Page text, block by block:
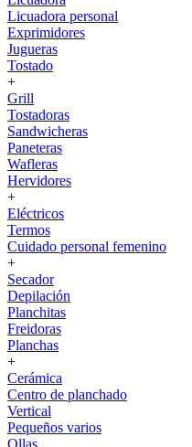
Licuadora personal
Exprimidores
Jugueras
Tostado
+
Grill
Tostadoras
Sandwicheras
Paneteras
Wafleras
Hervidores
+
Eléctricos
Termos
Cuidado personal femenino
+
Secador
Depilación
Planchitas
Freidoras
Planchas
+
Cerámica
Centro de planchado
Vertical
Pequeños varios
Ollas